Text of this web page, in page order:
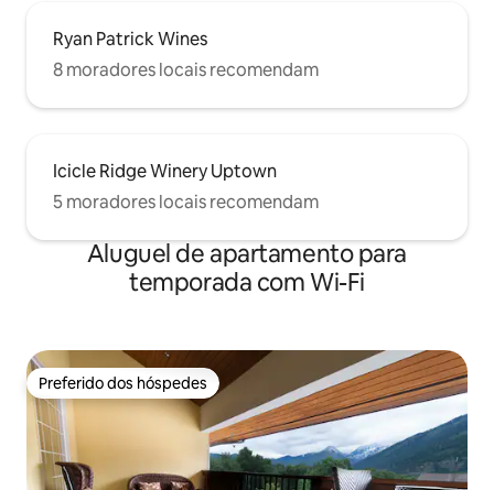
Ryan Patrick Wines
8 moradores locais recomendam
Icicle Ridge Winery Uptown
5 moradores locais recomendam
Aluguel de apartamento para
temporada com Wi-Fi
Preferido dos hóspedes
Preferido dos hóspedes